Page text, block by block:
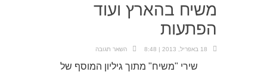
משיח בהארץ ועוד
הפתעות
18 באפריל, 2013 | 8:48 השאר תגובה
שירי "משיח" מתוך גיליון המוסף של